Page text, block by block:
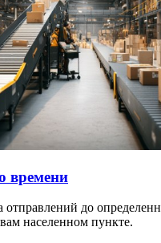
времени
отправлений до
населенном пункте.